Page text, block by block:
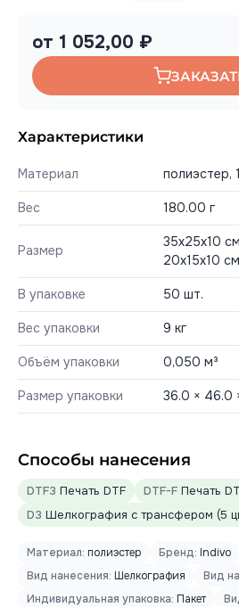
от 1 052,00 ₽
Характеристики
Материал полиэстер,
Вес 180.00 г
Размер
35х25х10
20х15х10
В упаковке 50 шт.
Вес упаковки 9 кг
Объём упаковки 0,050 м³
Размер упаковки 36.0 × 46.0
Способы нанесения
DTF3 Печать DTF DTF-F Печать
D3 Шелкография с трансфером (5
Материал: полиэстер Бренд: Indivo
Вид нанесения: Шелкография Вид
Индивидуальная упаковка: Пакет